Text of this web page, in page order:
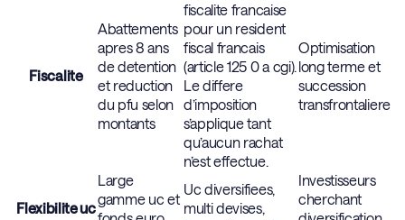
Fiscalite
Abattements
apres 8 ans
de detention
et reduction
du pfu selon
montants
fiscalite francaise
pour un resident
fiscal francais
(article 125 0 a cgi).
Le differe
d’imposition
s’applique tant
qu’aucun rachat
n’est effectue.
Optimisation
long terme et
succession
transfrontaliere
Flexibilite uc
Large
gamme uc et
Uc diversifiees,
multi devises,
Investisseurs
cherchant